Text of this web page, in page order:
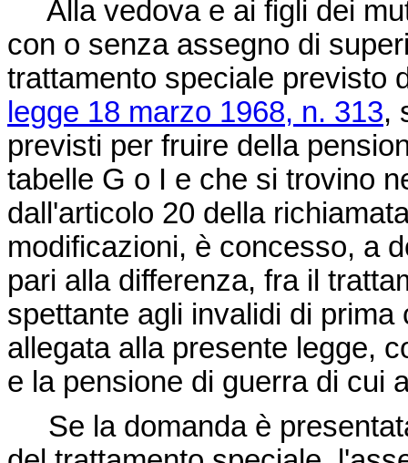
Alla vedova e ai figli dei
con o senza assegno di
trattamento speciale previsto
legge 18 marzo 1968, n. 313,
previsti per fruire della
tabelle G o I e che si trovino
dall'articolo 20 della
modificazioni, è concesso, a
pari alla differenza, fra il
spettante agli invalidi di
allegata alla presente legge,
e la pensione di guerra di cui
Se la domanda è